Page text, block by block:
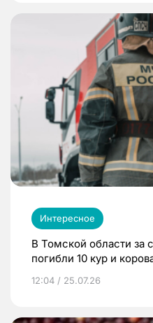
Интересное
В Томской области за
погибли 10 кур и
12:04 / 25.07.26